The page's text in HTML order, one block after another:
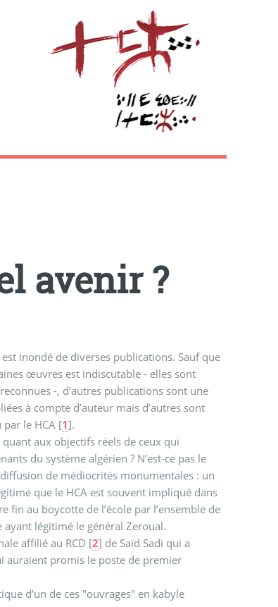
avenir ?
inondé de diverses publications. Sauf que
œuvres est indiscutable - elles sont
-, d’autres publications sont une
à compte d’auteur mais d’autres sont
le HCA [1].
aux objectifs réels de ceux qui
du système algérien ? N’est-ce pas le
de médiocrités monumentales : un
que le HCA est souvent impliqué dans
fin au boycotte de l’école par l’ensemble de
légitimé le général Zeroual.
affilié au RCD [2] de Saïd Sadi qui a
auraient promis le poste de premier
d’un de ces "ouvrages" en kabyle